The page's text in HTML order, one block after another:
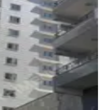
·05.08.2026
GAYRİMENKUL